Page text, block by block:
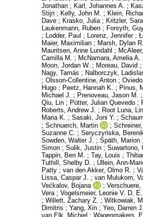
Jonathan ; Karl, Johannes A. ;
Stijn ; Kelly, John M. ; Klein,
Dave ; Krasko, Julia ; Kritzler,
Laukenmann, Ruben ; Forsyth,
;
Lodder, Paul ; Lorenz, Jennifer;
Maier, Maximilian ; Marsh, Dylan R.
Mauritsen, Anne Lundahl ;
Camilla M.
; McNamara, Amelia A.
Moon, Jordan W. ; Moreau, David ;
Nagy, Tamás ; Nalborczyk,
; Olsson-Collentine, Anton ;
Hugo ; Peetz, Hannah K. ; Pinus,
Michael J.
; Prenoveau, Jason M. ;
Qiu, Lin ; Pütter, Julian Quevedo ;
Roberts, Andrew J.
; Root Luna,
Maria K.
; Sasaki, Joni Y. ;
; Schnuerch, Martin ;
Suzanne C. ; Seryczyńska,
Sowden, Walter J.
; Späth, Marion ;
Simon ; Sulik, Justin ; Suwartono,
Tappin, Ben M.
; Tay, Louis ;
Tuthill, Shelby D. ; Ullein, Ann-
Patty ; van den Akker, Olmo R. ;
Lissa, Caspar J.
; van Mulukom,
Većkalov, Bojana
; Verschuere,
Vera ; Vogelsmeier, Leonie V. D. E.
; Willett, Zachary Z. ; Witkowiak,
Dimitris ; Yang, Xin ; Yeo, Darren J.
van Elk, Michiel ; Wagenmakers,